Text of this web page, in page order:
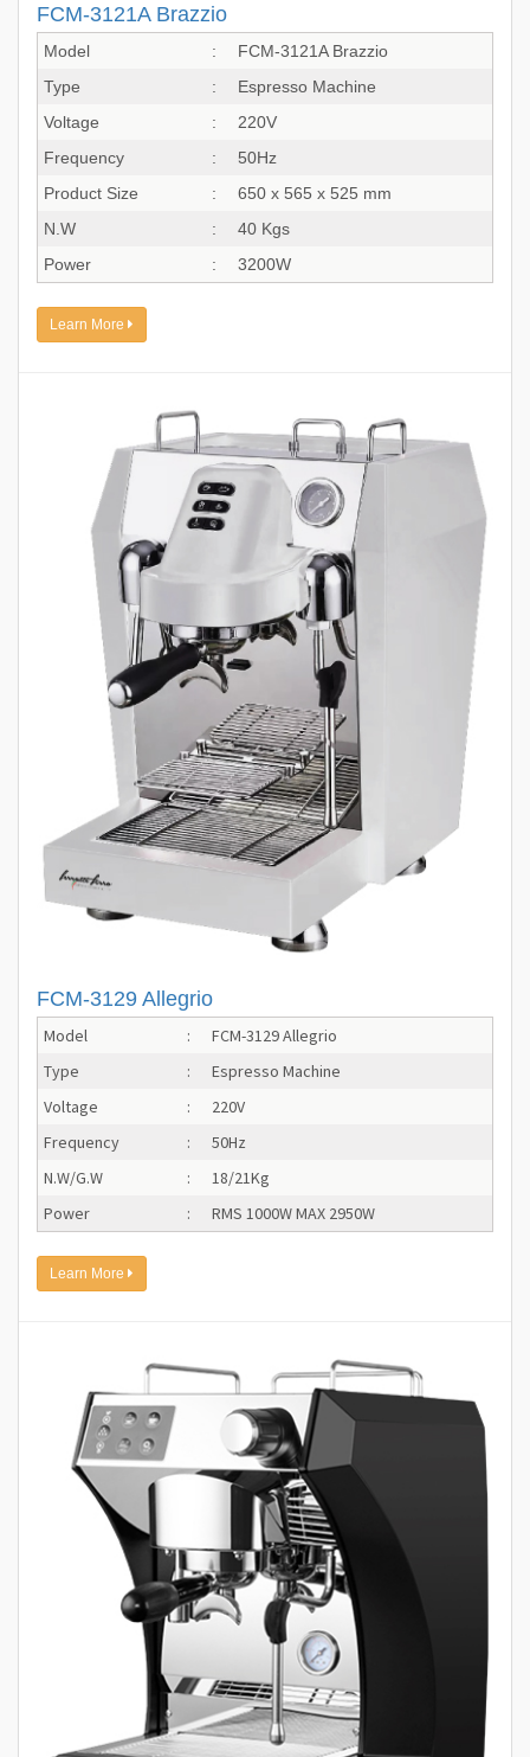
FCM-3121A Brazzio
Model :
FCM-3121A Brazzio
Type
:
Espresso Machine
Voltage
:
220V
Frequency
:
50Hz
Product Size
:
650 x 565 x 525 mm
N.W
:
40 Kgs
Power
: 3200W
Learn More
FCM-3129 Allegrio
Model :
FCM-3129 Allegrio
Type
:
Espresso Machine
Voltage
:
220V
Frequency
:
50Hz
N.W/G.W
:
18/21Kg
Power
: RMS 1000W MAX 2950W
Learn More